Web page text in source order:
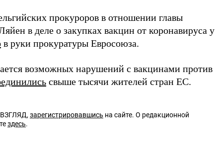
прокуроров в отношении главы
в деле о закупках вакцин от коронавируса у
в руки прокуратуры Евросоюза.
возможных нарушений с вакцинами против
свыше тысячи жителей стран ЕС.
зарегистрировавшись на сайте. О редакционной
здесь.